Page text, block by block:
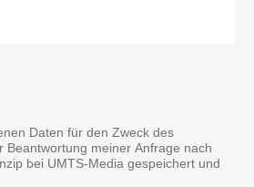
Daten für den Zweck des
Beantwortung meiner Anfrage nach
bei UMTS-Media gespeichert und